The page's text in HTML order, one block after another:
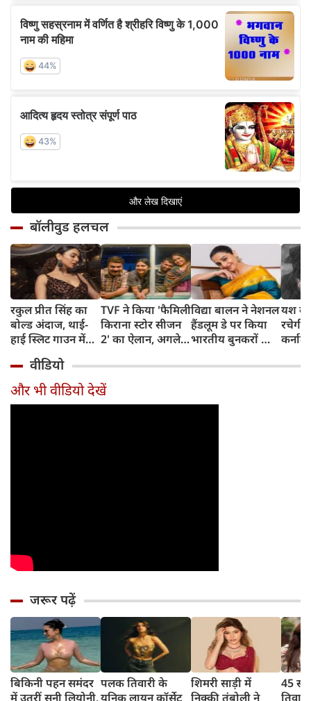
बॉलीवुड हलचल
रकुल प्रीत सिंह का
बोल्ड अंदाज, थाई-
हाई स्लिट गाउन में
वायरल
TVF ने किया 'फैमिली
किराना स्टोर सीजन
2' का ऐलान, अगले
शूटिंग
विद्या बालन ने नेशनल
हैंडलूम डे पर किया
भारतीय बुनकरों को
हैंडलूम सिल्क साड़ी
यश
रचेगी
पहले
वीडियो
और भी वीडियो देखें
जरूर पढ़ें
बिकिनी पहन समंदर
में उतरीं सनी लियोनी,
पलक तिवारी के
यूनिक लायन कॉर्सेट
शिमरी साड़ी में
निक्की तंबोली ने
45